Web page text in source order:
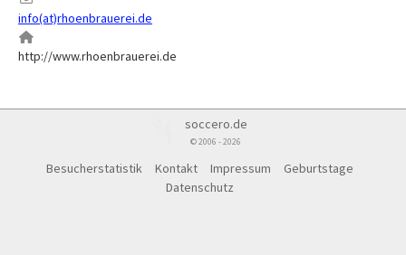
info(at)rhoenbrauerei.de
http://www.rhoenbrauerei.de
soccero.de
© 2006 - 2026
Besucherstatistik Kontakt Impressum
Geburtstage
Datenschutz